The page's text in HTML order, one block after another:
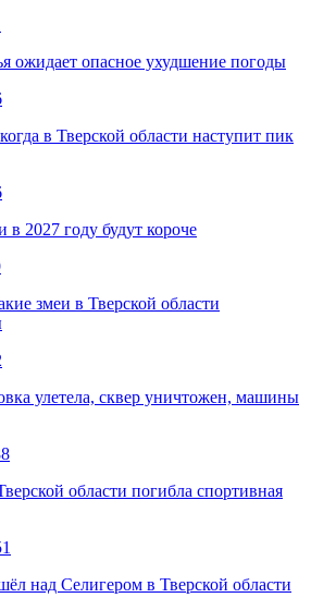
ожидает опасное ухудшение погоды
в Тверской области наступит пик
2027 году будут короче
змеи в Тверской области
улетела, сквер уничтожен, машины
области погибла спортивная
над Селигером в Тверской области